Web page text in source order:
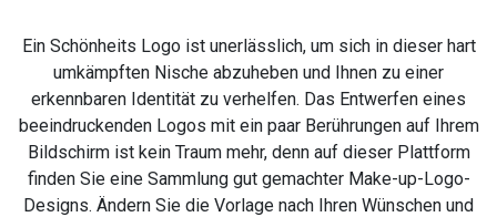
Ein Schönheits Logo ist unerlässlich, um sich in dieser hart
umkämpften Nische abzuheben und Ihnen zu einer
erkennbaren Identität zu verhelfen. Das Entwerfen eines
beeindruckenden Logos mit ein paar Berührungen auf Ihrem
Bildschirm ist kein Traum mehr, denn auf dieser Plattform
finden Sie eine Sammlung gut gemachter Make-up-Logo-
Designs. Ändern Sie die Vorlage nach Ihren Wünschen und